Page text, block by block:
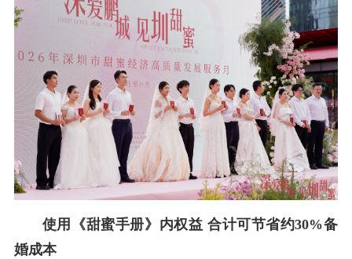
使用《甜蜜手册》内权益 合计可节省约30%备
婚成本